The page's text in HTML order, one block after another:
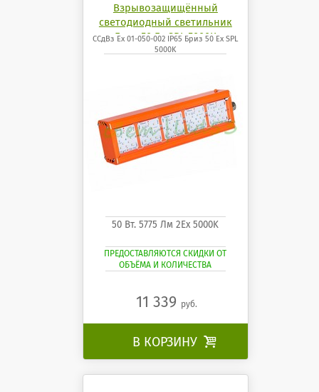
Взрывозащищённый
светодиодный светильник
Бриз 50 Ех SPL 5000K
ССдВз Ех 01-050-002 IP65 Бриз 50 Ех SPL
5000K
50 Вт. 5775 Лм 2Ех 5000K
ПРЕДОСТАВЛЯЮТСЯ СКИДКИ ОТ
ОБЪЁМА И КОЛИЧЕСТВА
11 339 руб.
В КОРЗИНУ 